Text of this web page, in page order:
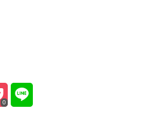
0